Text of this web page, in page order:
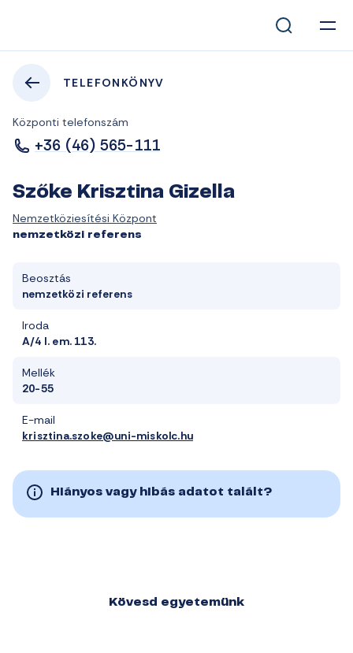
TELEFONKÖNYV
Központi telefonszám
+36 (46) 565-111
Szőke Krisztina Gizella
Nemzetköziesítési Központ
nemzetközi referens
Beosztás
nemzetközi referens
Iroda
A/4 I. em. 113.
Mellék
20-55
E-mail
krisztina.szoke@uni-miskolc.hu
Hiányos vagy hibás adatot talált?
Kövesd egyetemünk